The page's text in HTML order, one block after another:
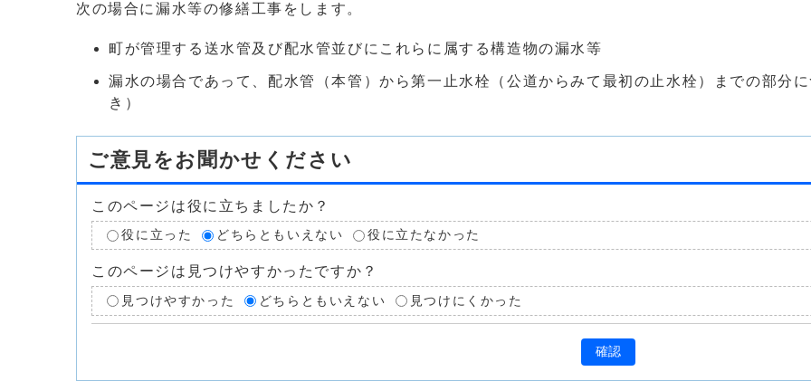
次の場合に漏水等の修繕工事をします。
町が管理する送水管及び配水管並びにこれらに属する構造物の漏水等
漏水の場合であって、配水管（本管）から第一止水栓（公道からみて最初の止水栓）までの部分
き）
ご意見をお聞かせください
このページは役に立ちましたか？
役に立った どちらともいえない 役に立たなかった
このページは見つけやすかったですか？
見つけやすかった どちらともいえない 見つけにくかった
確認